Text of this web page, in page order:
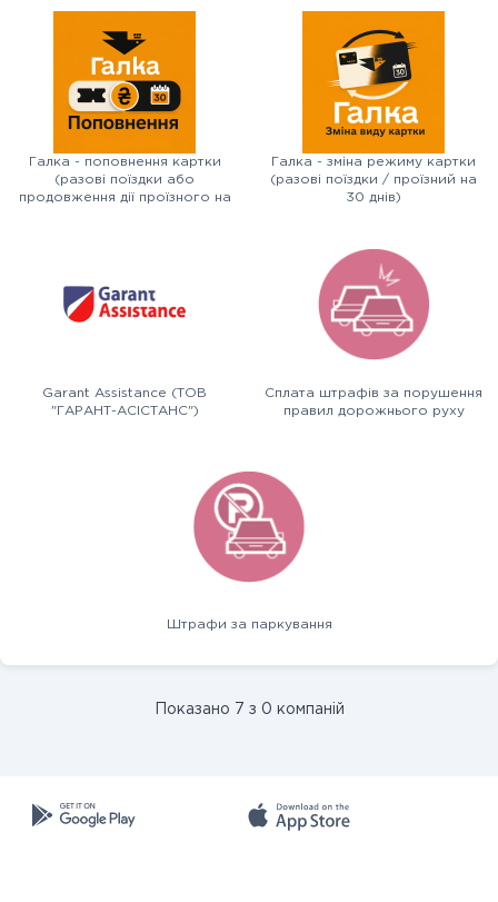
Галка - поповнення картки
(разові поїздки або
продовження дії проїзного на
Галка - зміна режиму картки
(разові поїздки / проїзний на
30 днів)
Garant Assistance (ТОВ
"ГАРАНТ-АСІСТАНС")
Сплата штрафів за порушення
правил дорожнього руху
Штрафи за паркування
Показано 7 з 0 компаній